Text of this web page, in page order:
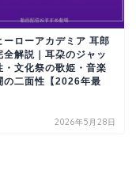
ーローアカデミア 耳郎
全解説｜耳朶のジャッ
・文化祭の歌姫・音楽
の二面性【2026年最
2026年5月28日